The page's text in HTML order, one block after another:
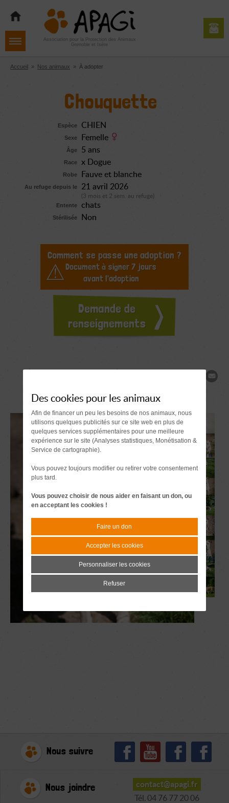
navigation
contenu
Aller
pied
de
Association pour la Protection des Animaux
Grenoble et Isère
Accueil » Nos animaux » À adopter
Chouquette
Espèce CHIEN
Sexe Femelle
Âge 5 ans
Race x Dogue
Robe Fauve et blanche
Au refuge depuis le 21 avril 2026
(3 mois et 2 sem. au refuge)
Entente
chats
Stérilisée Non
Comment se passe une adoption ?
Document à signer 7 jours
avant l'adoption
Demande de
renseignements
Nous suivre
Nous joindre
contact@apagi.fr
Tél. 04 76 77 20 06
Des cookies pour les animaux
Afin de financer un peu les besoins de nos animaux, nous
utilisons quelques publicités sur ce site web en plus de
quelques services supplémentaires pour une meilleure
expérience sur le site (Analyses statistiques, Monétisation &
Service de cartographie).
Vous pouvez toujours modifier ou retirer votre consentement
plus tard.
Vous pouvez choisir de nous aider en faisant un don, ou
en acceptant les cookies !
Faire un don
Accepter les cookies
Personnaliser les cookies
Refuser